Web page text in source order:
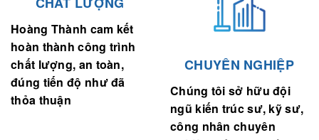
Hoàng Thành cam kết
hoàn thành công trình
chất lượng, an toàn,
đúng tiến độ như đã
thỏa thuận
Chúng tôi sở hữu đội
ngũ kiến trúc sư, kỹ sư,
công nhân chuyên
nghiệp, sáng tạo có